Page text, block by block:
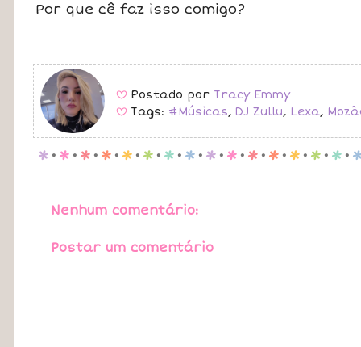
Por que cê faz isso comigo?
B Postado por Tracy Emmy
B Tags: #Músicas, DJ Zullu, Lexa,
p . p . p . p . p . p . p . p . p . p . p . p . p . p . p .
Nenhum comentário:
Postar um comentário